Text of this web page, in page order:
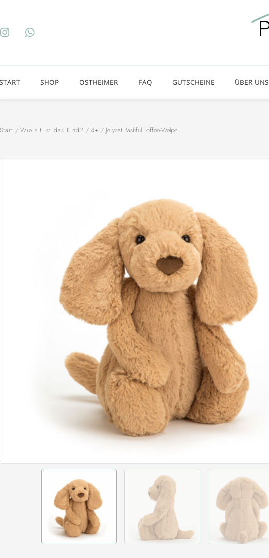
START SHOP OSTHEIMER FAQ GUTSCHEINE ÜBER UNS
Start / Wie alt ist das Kind? / 4+ / Jellycat Bashful Toffee-Welpe